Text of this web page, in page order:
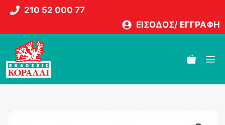
Μετάβαση
περιεχόμενο
210 52 000 77
ΕΙΣΟΔΟΣ/ ΕΓΓΡΑΦΗ